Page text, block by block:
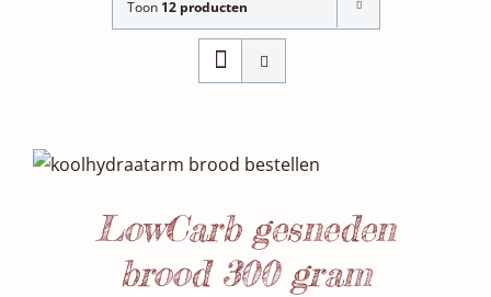
Toon 12 producten
SELECTEER DATUM(S)
/
DETAILS
LowCarb gesneden
brood 300 gram